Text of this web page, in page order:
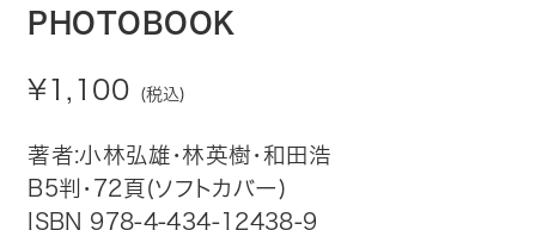
電子書籍
ご案内
トップ
自費出版したい方
PHOTOBOOK
¥1,100 (税込)
著者:小林弘雄・林英樹・和田浩
B5判・72頁(ソフトカバー)
ISBN 978-4-434-12438-9